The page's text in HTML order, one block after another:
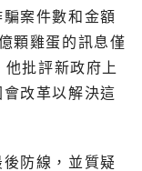
案件數和金額
顆雞蛋的訊息僅
批評新政府上
改革以解決這
防線，並質疑